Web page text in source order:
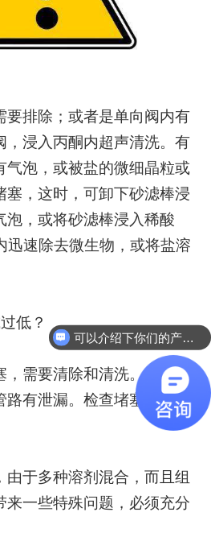
要排除；或者是单向阀内有
，浸入丙酮内超声清洗。有
气泡，或被盐的微细晶粒或
塞，这时，可卸下砂滤棒浸
泡，或将砂滤棒浸入稀酸
迅速除去微生物，或将盐溶
低？
，需要清除和清洗。压力降
路有泄漏。检查堵塞或泄漏
于多种溶剂混合，而且组
来一些特殊问题，必须充分
可以介绍下你们的产品么